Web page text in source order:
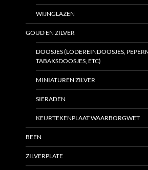
WIJNGLAZEN
GOUD EN ZILVER
DOOSJES (LODEREINDOOSJES,
TABAKSDOOSJES, ETC)
MINIATUREN ZILVER
SIERADEN
KEURTEKENPLAAT WAARBORGWET
BEEN
ZILVERPLATE